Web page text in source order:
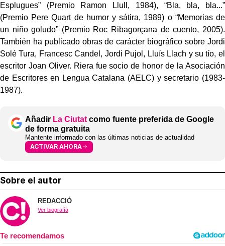
Esplugues” (Premio Ramon Llull, 1984), “Bla, bla, bla...”
(Premio Pere Quart de humor y sátira, 1989) o “Memorias de
un niño goludo” (Premio Roc Ribagorçana de cuento, 2005).
También ha publicado obras de carácter biográfico sobre Jordi
Solé Tura, Francesc Candel, Jordi Pujol, Lluís Llach y su tío, el
escritor Joan Oliver. Riera fue socio de honor de la Asociación
de Escritores en Lengua Catalana (AELC) y secretario (1983-
1987).
Añadir La Ciutat como fuente preferida de Google
de forma gratuita
Mantente informado con las últimas noticias de actualidad
ACTIVAR AHORA
Sobre el autor
REDACCIÓ
Ver biografía